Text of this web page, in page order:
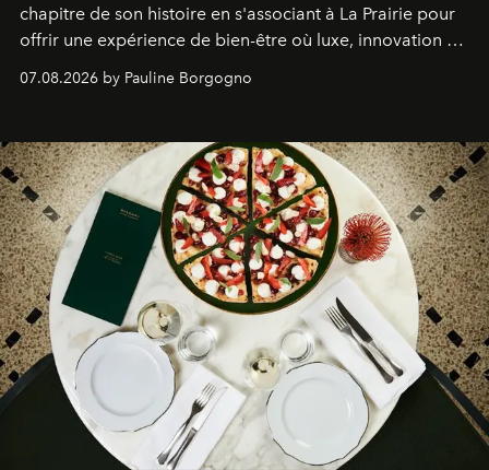
chapitre de son histoire en s'associant à La Prairie pour
offrir une expérience de bien-être où luxe, innovation et
expertise se rencontrent.
07.08.2026 by Pauline Borgogno